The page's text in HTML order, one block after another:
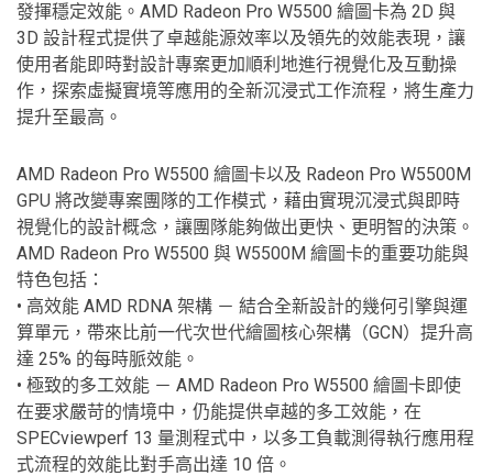
發揮穩定效能。AMD Radeon Pro W5500 繪圖卡為 2D 與
3D 設計程式提供了卓越能源效率以及領先的效能表現，讓
使用者能即時對設計專案更加順利地進行視覺化及互動操
作，探索虛擬實境等應用的全新沉浸式工作流程，將生產力
提升至最高。
AMD Radeon Pro W5500 繪圖卡以及 Radeon Pro W5500M
GPU 將改變專案團隊的工作模式，藉由實現沉浸式與即時
視覺化的設計概念，讓團隊能夠做出更快、更明智的決策。
AMD Radeon Pro W5500 與 W5500M 繪圖卡的重要功能與
特色包括：
• 高效能 AMD RDNA 架構 － 結合全新設計的幾何引擎與運
算單元，帶來比前一代次世代繪圖核心架構（GCN）提升高
達 25% 的每時脈效能。
• 極致的多工效能 － AMD Radeon Pro W5500 繪圖卡即使
在要求嚴苛的情境中，仍能提供卓越的多工效能，在
SPECviewperf 13 量測程式中，以多工負載測得執行應用程
式流程的效能比對手高出達 10 倍。